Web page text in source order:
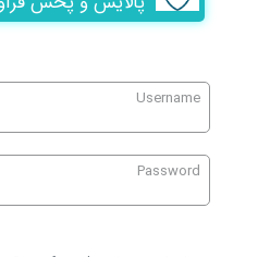
Username
Password